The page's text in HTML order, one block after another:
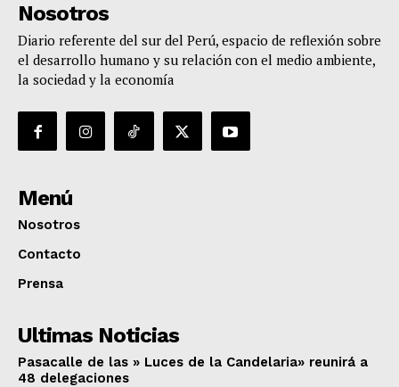
Nosotros
Diario referente del sur del Perú, espacio de reflexión sobre
el desarrollo humano y su relación con el medio ambiente,
la sociedad y la economía
Menú
Nosotros
Contacto
Prensa
Ultimas Noticias
Pasacalle de las » Luces de la Candelaria» reunirá a
48 delegaciones